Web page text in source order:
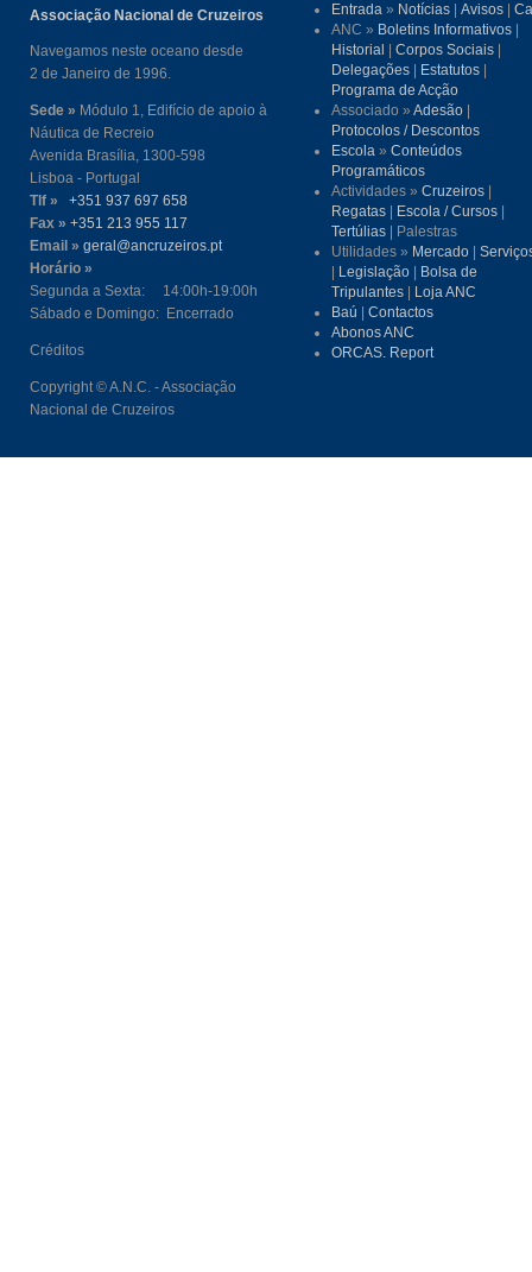
Associação Nacional de Cruzeiros
Navegamos neste oceano desde
2 de Janeiro de 1996.
Sede » Módulo 1, Edifício de apoio à
Náutica de Recreio
Avenida Brasília, 1300-598
Lisboa - Portugal
Tlf »
+351 937 697 658
Fax » +351 213 955 117
Email » geral@ancruzeiros.pt
Horário »
Segunda a Sexta: 14:00h-19:00h
Sábado e Domingo: Encerrado
Créditos
Copyright © A.N.C. - Associação
Nacional de Cruzeiros
Entrada » Notícias |Avisos |
ANC » Boletins Informativos
Historial
|Corpos Sociais
Delegações
Estatutos
Programa de Acção
Associado »Adesão
Protocolos / Descontos
Escola »Conteúdos
Programáticos
Actividades »Cruzeiros
Regatas
Escola / Cursos
Tertúlias | Palestras
Utilidades » Mercado |
Legislação
Bolsa de
Tripulantes
Loja ANC
Baú |Contactos
Abonos ANC
ORCAS. Report